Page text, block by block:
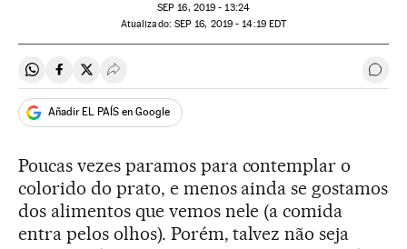
SEP 16, 2019 - 13:24
atualizado: SEP 16, 2019 - 14:19EDT
Compartir en Whatsapp
Compartir en Facebook
Compartir en Twitter
Desplegar Redes Sociales
Añadir EL PAÍS en Google
Poucas vezes paramos para contemplar o
colorido do prato, e menos ainda se gostamos
dos alimentos que vemos nele (a comida
entra pelos olhos). Porém, talvez não seja